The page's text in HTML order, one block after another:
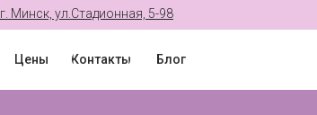
г. Минск, ул.Стадионная, 5-98
Цены Контакты Блог